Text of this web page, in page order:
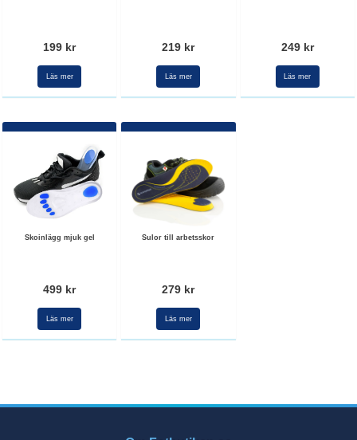
199 kr
Läs mer
219 kr
Läs mer
249 kr
Läs mer
Skoinlägg mjuk gel
499 kr
Läs mer
Sulor till arbetsskor
279 kr
Läs mer